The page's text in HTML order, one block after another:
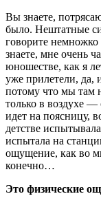
Вы знаете,
было. Нештатные
говорите
знаете, мне очень
юношестве, как я
уже прилетели,
потому что мы там
только в воздухе
идет на поясницу,
детстве
испытала на
ощущение, как во
конечно…
Это физические